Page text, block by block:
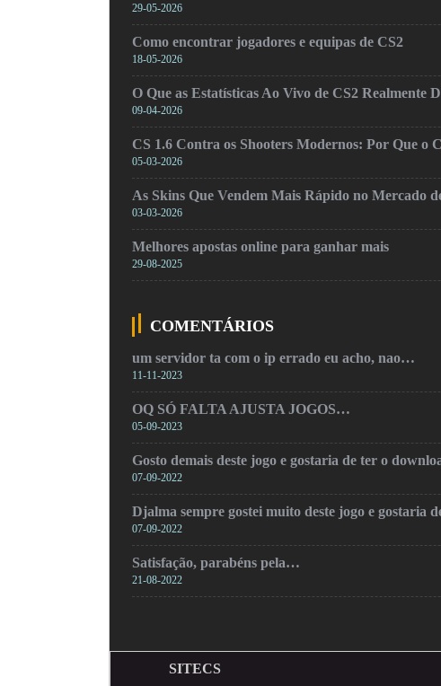
29-05-2026
Como encontrar jogadores e equipas de CS2
18-05-2026
O Que as Estatísticas Ao Vivo de CS2 Realmente
09-04-2026
CS 1.6 Contra os Shooters Modernos: Por Que o
05-03-2026
As Skins Que Vendem Mais Rápido no Mercado
03-03-2026
Melhores apostas online para ganhar mais
29-08-2025
COMENTÁRIOS
um servidor ta com o ip errado eu acho, nao…
11-11-2023
OQ SÓ FALTA AJUSTA JOGOS…
05-09-2023
Gosto demais deste jogo e gostaria de ter o
07-09-2022
Djalma sempre gostei muito deste jogo e
07-09-2022
Satisfação, parabéns pela…
21-08-2022
SITECS